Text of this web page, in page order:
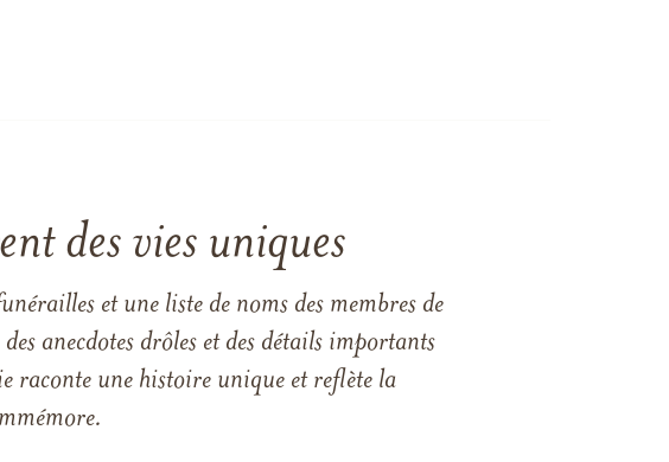
des vies uniques
et une liste de noms des membres de
anecdotes drôles et des détails importants
raconte une histoire unique et reflète la